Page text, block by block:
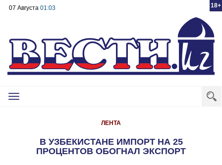
18+
07 Августа 01:03
Toggle
ЛЕНТА
В УЗБЕКИСТАНЕ ИМПОРТ НА 25
ПРОЦЕНТОВ ОБОГНАЛ ЭКСПОРТ